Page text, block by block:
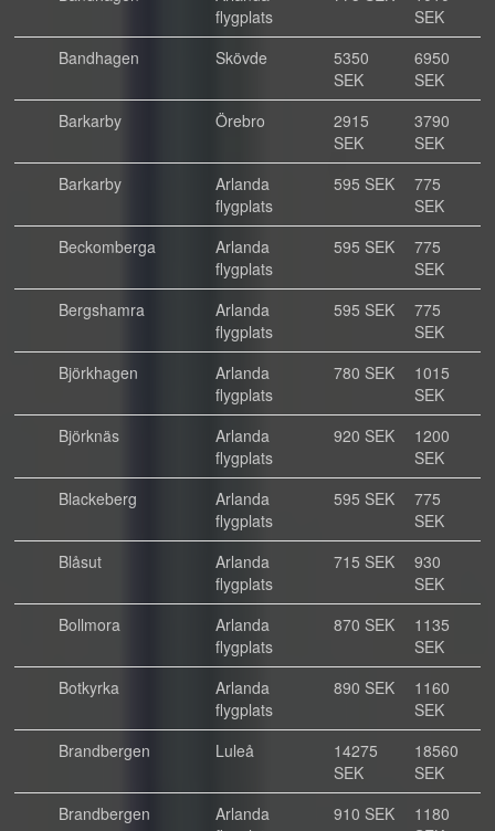
flygplats
SEK
Bandhagen
Skövde
5350
SEK
6950
SEK
Barkarby
Örebro
2915
SEK
3790
SEK
Barkarby
Arlanda
flygplats
595 SEK
775
SEK
Beckomberga
Arlanda
flygplats
595 SEK
775
SEK
Bergshamra
Arlanda
flygplats
595 SEK
775
SEK
Björkhagen
Arlanda
flygplats
780 SEK
1015
SEK
Björknäs
Arlanda
flygplats
920 SEK
1200
SEK
Blackeberg
Arlanda
flygplats
595 SEK
775
SEK
Blåsut
Arlanda
flygplats
715 SEK
930
SEK
Bollmora
Arlanda
flygplats
870 SEK
1135
SEK
Botkyrka
Arlanda
flygplats
890 SEK
1160
SEK
Brandbergen
Luleå
14275
SEK
18560
SEK
Brandbergen
Arlanda
910 SEK
1180